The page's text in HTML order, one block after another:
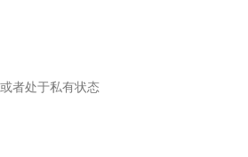
者处于私有状态